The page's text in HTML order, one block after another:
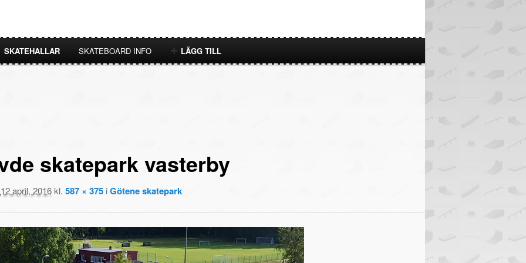
SKATEHALLAR SKATEBOARD INFO LÄGG TILL
skatepark vasterby
12 april, 2016kl. 587 × 375iGötene skatepark